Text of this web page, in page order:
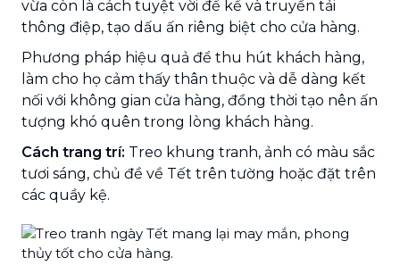
vừa còn là cách tuyệt vời để kể và truyền tải
thông điệp, tạo dấu ấn riêng biệt cho cửa hàng.
Phương pháp hiệu quả để thu hút khách hàng,
làm cho họ cảm thấy thân thuộc và dễ dàng kết
nối với không gian cửa hàng, đồng thời tạo nên ấn
tượng khó quên trong lòng khách hàng.
Cách trang trí: Treo khung tranh, ảnh có màu sắc
tươi sáng, chủ đề về Tết trên tường hoặc đặt trên
các quầy kệ.